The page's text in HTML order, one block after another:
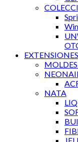
NATA